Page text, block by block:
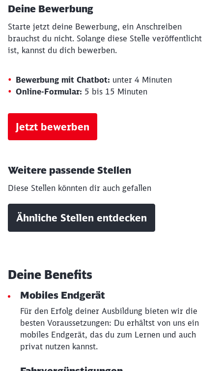
Deine Bewerbung
Starte jetzt deine Bewerbung, ein Anschreiben
brauchst du nicht. Solange diese Stelle veröffentlicht
ist, kannst du dich bewerben.
Bewerbung mit Chatbot: unter 4 Minuten
Online-Formular: 5 bis 15 Minuten
Jetzt bewerben
Weitere passende Stellen
Diese Stellen könnten dir auch gefallen
Ähnliche Stellen entdecken
Deine Benefits
Mobiles Endgerät
Für den Erfolg deiner Ausbildung bieten wir die
besten Voraussetzungen: Du erhältst von uns ein
mobiles Endgerät, das du zum Lernen und auch
privat nutzen kannst.